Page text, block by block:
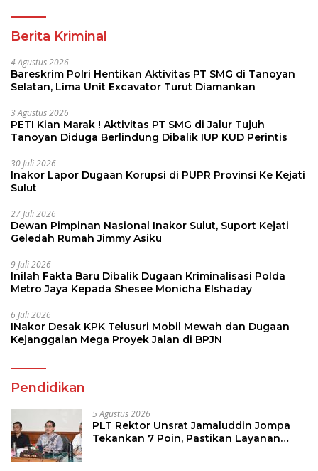
Berita Kriminal
4 Agustus 2026
Bareskrim Polri Hentikan Aktivitas PT SMG di Tanoyan
Selatan, Lima Unit Excavator Turut Diamankan
3 Agustus 2026
PETI Kian Marak ! Aktivitas PT SMG di Jalur Tujuh
Tanoyan Diduga Berlindung Dibalik IUP KUD Perintis
30 Juli 2026
Inakor Lapor Dugaan Korupsi di PUPR Provinsi Ke Kejati
Sulut
27 Juli 2026
Dewan Pimpinan Nasional Inakor Sulut, Suport Kejati
Geledah Rumah Jimmy Asiku
9 Juli 2026
Inilah Fakta Baru Dibalik Dugaan Kriminalisasi Polda
Metro Jaya Kepada Shesee Monicha Elshaday
6 Juli 2026
INakor Desak KPK Telusuri Mobil Mewah dan Dugaan
Kejanggalan Mega Proyek Jalan di BPJN
Pendidikan
5 Agustus 2026
PLT Rektor Unsrat Jamaluddin Jompa
Tekankan 7 Poin, Pastikan Layanan